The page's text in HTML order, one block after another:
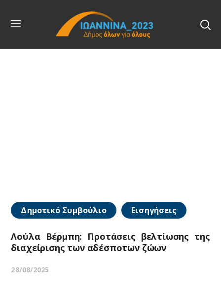
Δημοτικό Συμβούλιο Εισηγήσεις
Λούλα Βέρμπη: Προτάσεις βελτίωσης της
διαχείρισης των αδέσποτων ζώων
28/08/2025